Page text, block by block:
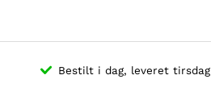
Bestilt i dag, leveret tirsdag